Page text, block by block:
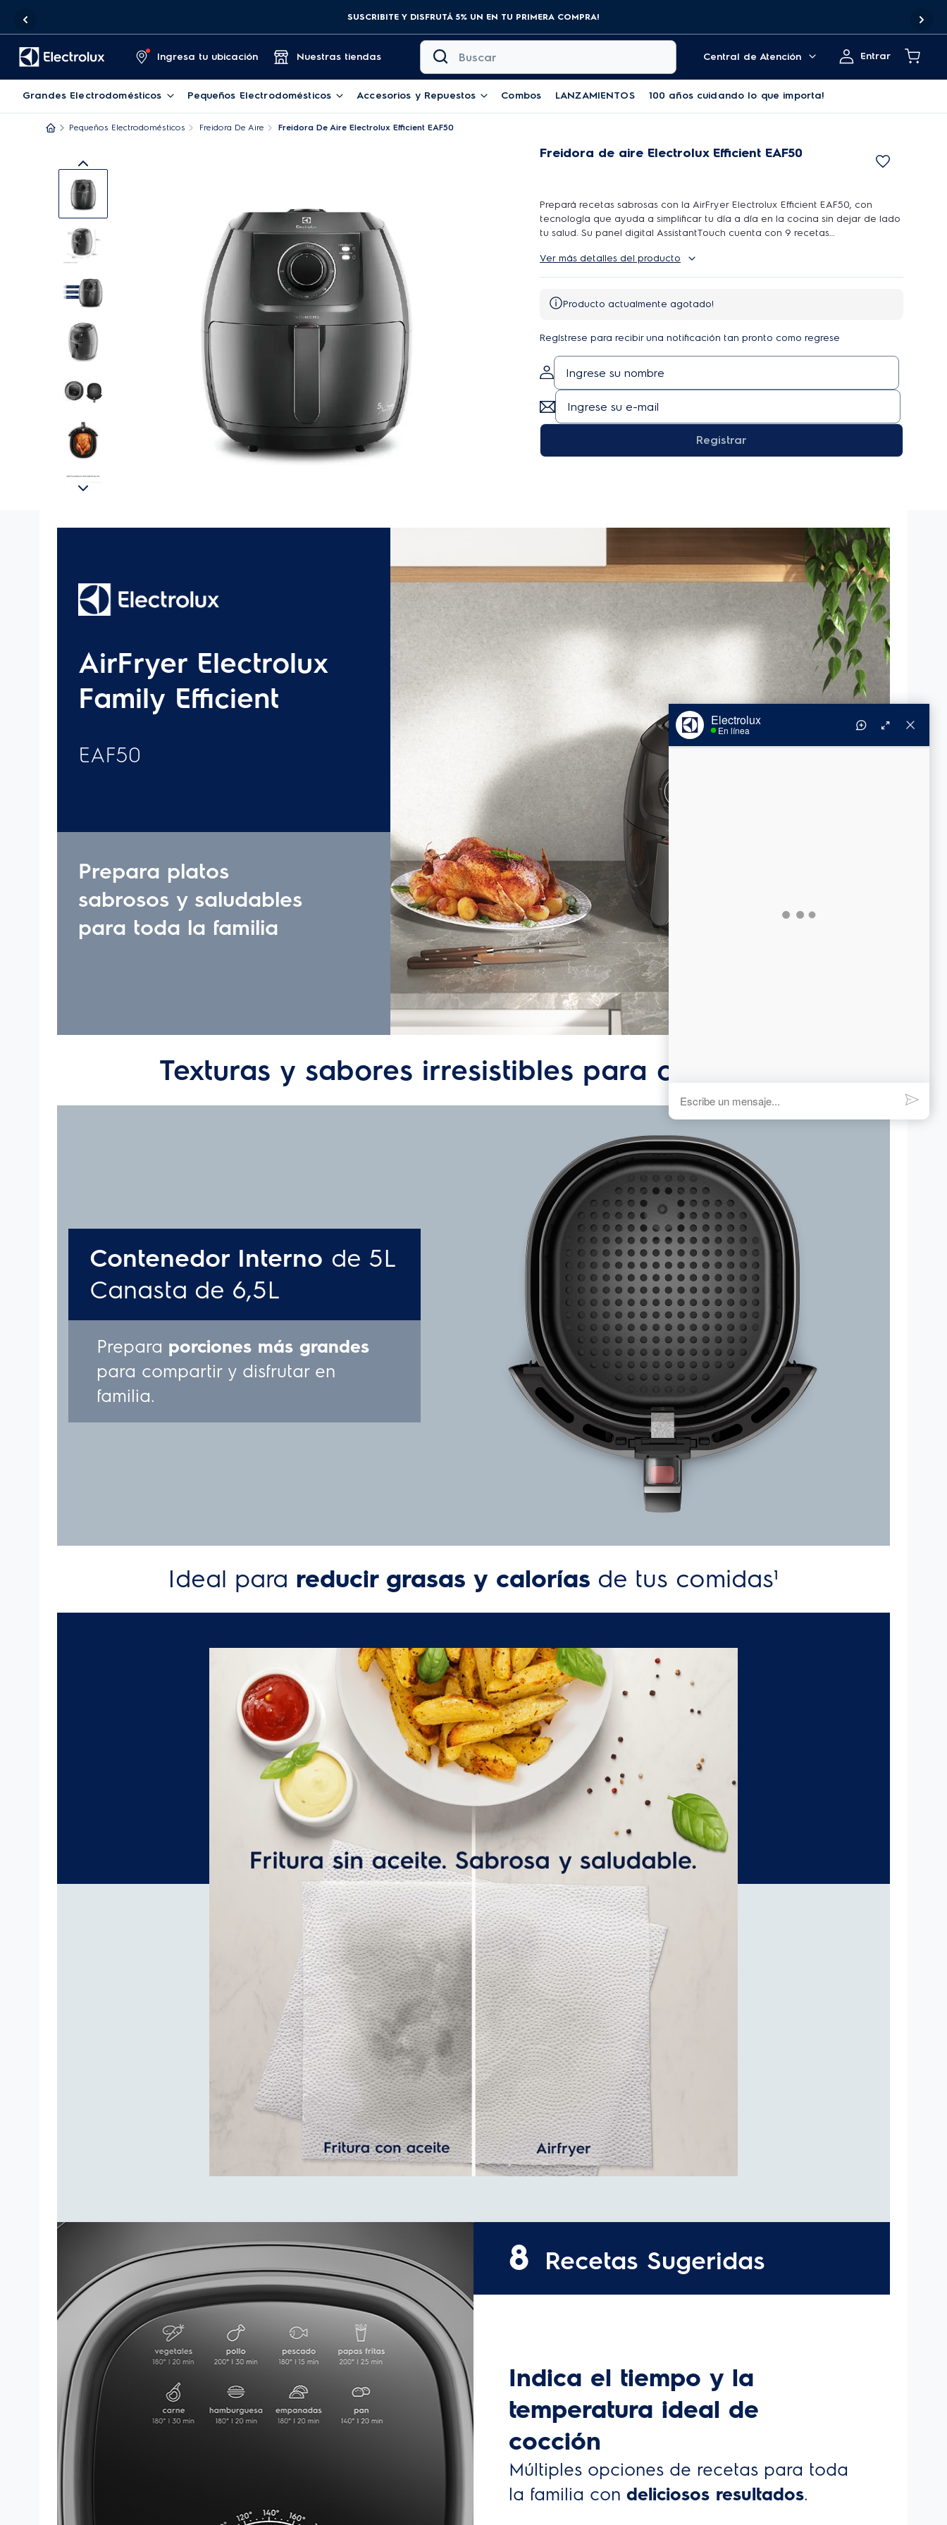
¡Aprovechá! Envío gratis a CABA y GBA para compras superiores a $69.999
Ingresa tu ubicación Nuestras tiendas
Buscar
Central de Atención
Entrar
Grandes Electrodomésticos Pequeños Electrodomésticos Accesorios y Repuestos Combos LANZAMIENTOS 100 años cuidando lo que importa!
Pequeños Electrodomésticos Freidora De Aire Freidora De Aire Electrolux Efficient EAF50
Freidora de aire Electrolux Efficient EAF50
Prepará recetas sabrosas con la AirFryer Electrolux Efficient EAF50, con
tecnología que ayuda a simplificar tu día a día en la cocina sin dejar de lado
tu salud. Su panel digital AssistantTouch cuenta con 9 recetas
populares como pollo y vegetales, con solo pulsar un botón.
Ver más detalles del producto
Producto actualmente agotado!
Regístrese para recibir una notificación tan pronto como regrese
Registrar
Freidora de aire Electrolux Efficient EAF50 No Disponible
Ficha Técnica Manuales y guías Opiniones de clientes